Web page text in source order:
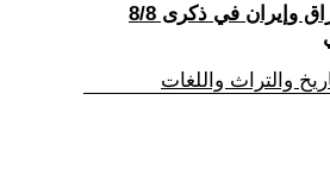
والتراث واللغات